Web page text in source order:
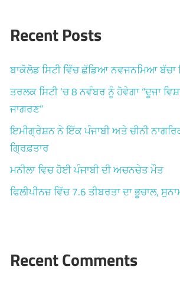
Recent Posts
ਬਾਕੋਲੋਡ ਸਿਟੀ ਵਿੱਚ ਛੱਡਿਆ ਨਵਜਨਮਿਆ ਬੱਚਾ
ਤਰਲਕ ਸਿਟੀ ‘ਚ 8 ਨਵੰਬਰ ਨੂੰ ਹੋਵੇਗਾ “ਦੂਜਾ
ਜਾਗਰਣ”
ਇਮੀਗ੍ਰੇਸ਼ਨ ਨੇ ਇੱਕ ਪੰਜਾਬੀ ਅਤੇ ਚੀਨੀ
ਗ੍ਰਿਫ਼ਤਾਰ
ਮਨੀਲਾ ਵਿਚ ਹੋਈ ਪੰਜਾਬੀ ਦੀ ਅਚਨਚੇਤ ਮੌਤ
ਫਿਲੀਪੀਨਜ਼ ਵਿੱਚ 7.6 ਤੀਬਰਤਾ ਦਾ ਭੂਚਾਲ,
Recent Comments